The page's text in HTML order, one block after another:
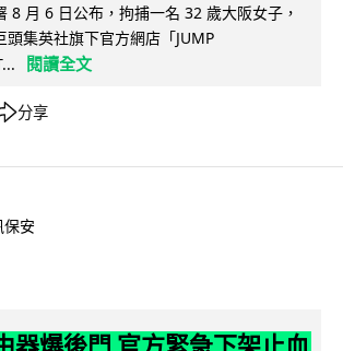
8 月 6 日公布，拘捕一名 32 歲大阪女子，
頭集英社旗下官方網店「JUMP
閱讀全文
分享
保安